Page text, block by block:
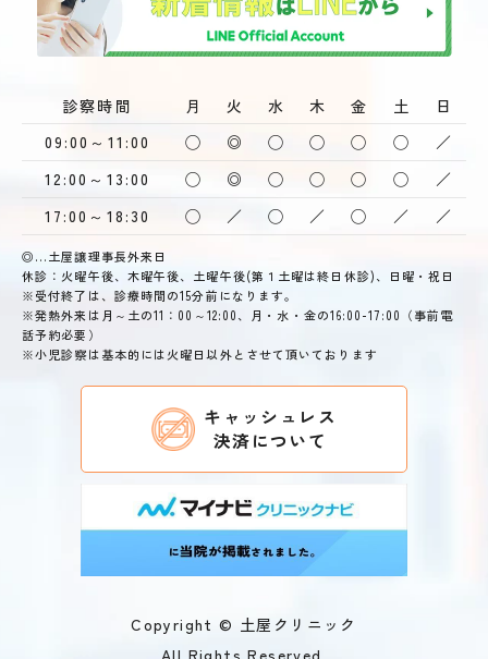
診察時間 月 火 水 木 金 土
日
09:00～11:00
◯ ◎ ◯ ◯ ◯ ◯
／
12:00～13:00
◯ ◎ ◯ ◯ ◯ ◯
／
17:00～18:30
◯ ／ ◯ ／ ◯ ／ ／
◎…土屋譲理事長外来日
休診：火曜午後、木曜午後、土曜午後(第１土曜は終日休診)、日曜・祝日
※受付終了は、診療時間の15分前になります。
※発熱外来は月～土の11：00～12:00、月・水・金の16:00-17:00（事前電
話予約必要）
※小児診察は基本的には火曜日以外とさせて頂いております
キャッシュレス
決済について
Copyright © 土屋クリニック